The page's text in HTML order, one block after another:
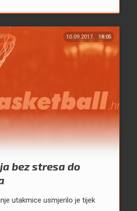
10.09.2017. 18:05
bez stresa do
utakmice usmjerilo je tijek